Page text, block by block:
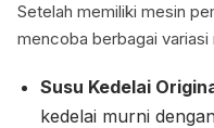
Setelah memiliki mesin
mencoba berbagai
Susu Kedelai
kedelai murni